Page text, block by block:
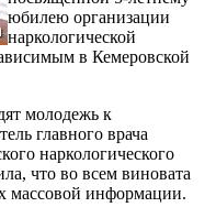
юбилею организации
наркологической
в Кемеровской
молодежь к
главного врача
наркологического
что во всем виновата
массовой информации.